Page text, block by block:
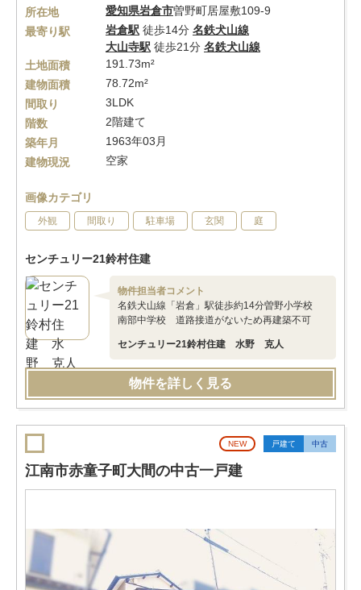
所在地 愛知県岩倉市曽野町居屋敷109-9
最寄り駅
岩倉駅 徒歩14分 名鉄犬山線
大山寺駅 徒歩21分 名鉄犬山線
土地面積
191.73m²
建物面積
78.72m²
間取り
3LDK
階数
2階建て
築年月
1963年03月
建物現況
空家
画像カテゴリ
外観 間取り 駐車場 玄関 庭
センチュリー21鈴村住建
物件担当者コメント
名鉄犬山線「岩倉」駅徒歩約14分曽野小学校
南部中学校 道路接道がないため再建築不可
センチュリー21鈴村住建 水野 克人
物件を詳しく見る
NEW 戸建て 中古
江南市赤童子町大間の中古一戸建